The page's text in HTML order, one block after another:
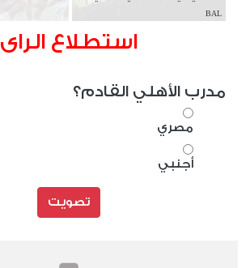
BAL
استطلاع الراى
مدرب الأهلي القادم؟
مصري
أجنبي
تصويت